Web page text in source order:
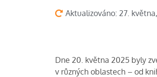
Aktualizováno: 27.
Dne 20. května 2025 byly
v různých oblastech – od